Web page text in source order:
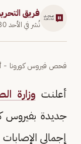
فريق
نُشر في الأحد 30 أبريل 2023
فحص فيروس كورونا -
أعلنت وزارة
إجمالي الإصابات إلى (840,525)